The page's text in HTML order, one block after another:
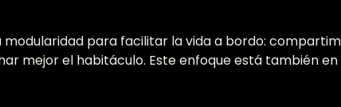
para facilitar la vida a bordo:
mejor el habitáculo. Este enfoque está también